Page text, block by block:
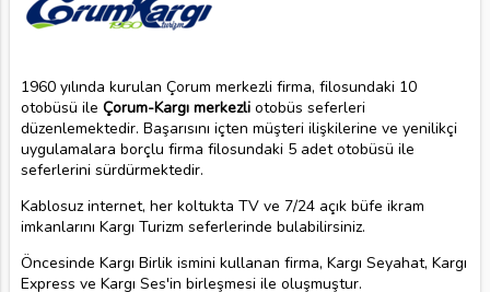
1960 yılında kurulan Çorum merkezli firma, filosundaki 10
otobüsü ile Çorum-Kargı merkezliotobüs seferleri
düzenlemektedir. Başarısını içten müşteri ilişkilerine ve yenilikçi
uygulamalara borçlu firma filosundaki 5 adet otobüsü ile
seferlerini sürdürmektedir.
Kablosuz internet, her koltukta TV ve 7/24 açık büfe ikram
imkanlarını Kargı Turizm seferlerinde bulabilirsiniz.
Öncesinde Kargı Birlik ismini kullanan firma, Kargı Seyahat, Kargı
Express ve Kargı Ses'in birleşmesi ile oluşmuştur.